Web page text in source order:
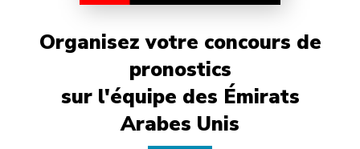
Organisez votre concours de
pronostics
sur l'équipe des Émirats
Arabes Unis